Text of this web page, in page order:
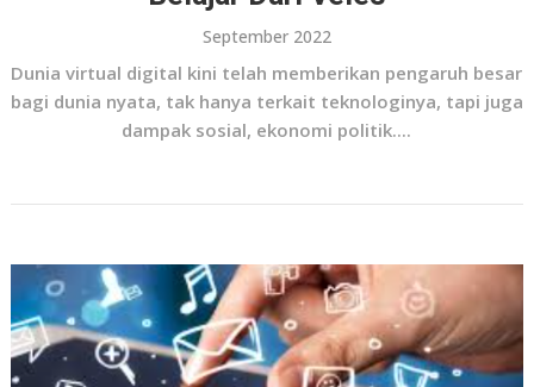
September 2022
Dunia virtual digital kini telah memberikan pengaruh besar
bagi dunia nyata, tak hanya terkait teknologinya, tapi juga
dampak sosial, ekonomi politik....